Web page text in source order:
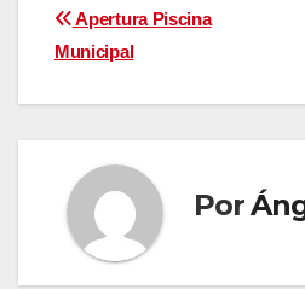
Navegación
de
Apertura Piscina
Municipal
Por